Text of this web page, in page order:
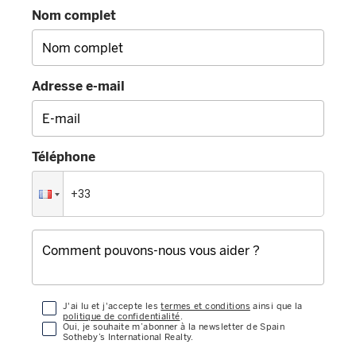
Nom complet
Adresse e-mail
Téléphone
J'ai lu et j'accepte lestermes et conditions ainsi que la
politique de confidentialité.
Oui, je souhaite m’abonner à la newsletter de Spain
Sotheby’s International Realty.